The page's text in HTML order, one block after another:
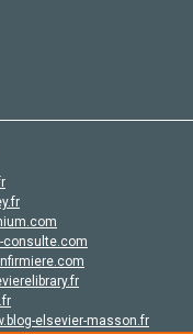
consulte.com
elsevier-masson.fr